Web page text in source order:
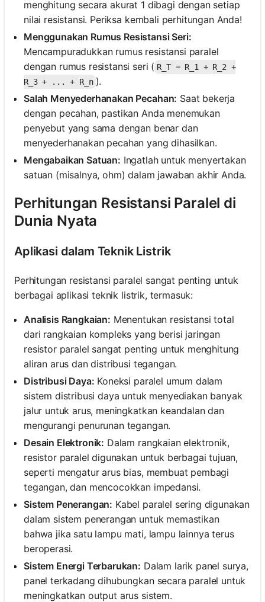
menghitung secara akurat 1 dibagi dengan setiap
nilai resistansi. Periksa kembali perhitungan Anda!
Menggunakan Rumus Resistansi Seri:
Mencampuradukkan rumus resistansi paralel
dengan rumus resistansi seri ( R_T = R_1 + R_2 +
R_3 + ... + R_n ).
Salah Menyederhanakan Pecahan: Saat bekerja
dengan pecahan, pastikan Anda menemukan
penyebut yang sama dengan benar dan
menyederhanakan pecahan yang dihasilkan.
Mengabaikan Satuan: Ingatlah untuk menyertakan
satuan (misalnya, ohm) dalam jawaban akhir Anda.
Perhitungan Resistansi Paralel di
Dunia Nyata
Aplikasi dalam Teknik Listrik
Perhitungan resistansi paralel sangat penting untuk
berbagai aplikasi teknik listrik, termasuk:
Analisis Rangkaian: Menentukan resistansi total
dari rangkaian kompleks yang berisi jaringan
resistor paralel sangat penting untuk menghitung
aliran arus dan distribusi tegangan.
Distribusi Daya: Koneksi paralel umum dalam
sistem distribusi daya untuk menyediakan banyak
jalur untuk arus, meningkatkan keandalan dan
mengurangi penurunan tegangan.
Desain Elektronik: Dalam rangkaian elektronik,
resistor paralel digunakan untuk berbagai tujuan,
seperti mengatur arus bias, membuat pembagi
tegangan, dan mencocokkan impedansi.
Sistem Penerangan: Kabel paralel sering digunakan
dalam sistem penerangan untuk memastikan
bahwa jika satu lampu mati, lampu lainnya terus
beroperasi.
Sistem Energi Terbarukan: Dalam larik panel surya,
panel terkadang dihubungkan secara paralel untuk
meningkatkan output arus sistem.